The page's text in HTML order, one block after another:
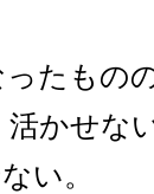
たもの
かせな
い。